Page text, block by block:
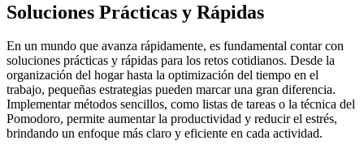
Soluciones Prácticas y Rápidas
En un mundo que avanza rápidamente, es fundamental contar con
soluciones prácticas y rápidas para los retos cotidianos. Desde la
organización del hogar hasta la optimización del tiempo en el
trabajo, pequeñas estrategias pueden marcar una gran diferencia.
Implementar métodos sencillos, como listas de tareas o la técnica del
Pomodoro, permite aumentar la productividad y reducir el estrés,
brindando un enfoque más claro y eficiente en cada actividad.